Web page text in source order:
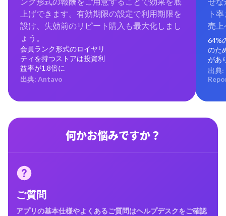
上げできます。有効期限の設定で利用期限を
設け、失効前のリピート購入も最大化しまし
ょう。
会員ランク形式のロイヤリ
ティを持つストアは投資利
益率が1.8倍に
出典: Antavo
ト
売上
64%
のた
があ
出典
何かお悩みですか？
ご質問
アプリの基本仕様やよくあるご質問はヘルプデスクをご確認